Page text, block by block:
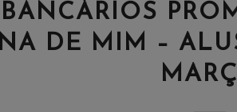
DE MIM –